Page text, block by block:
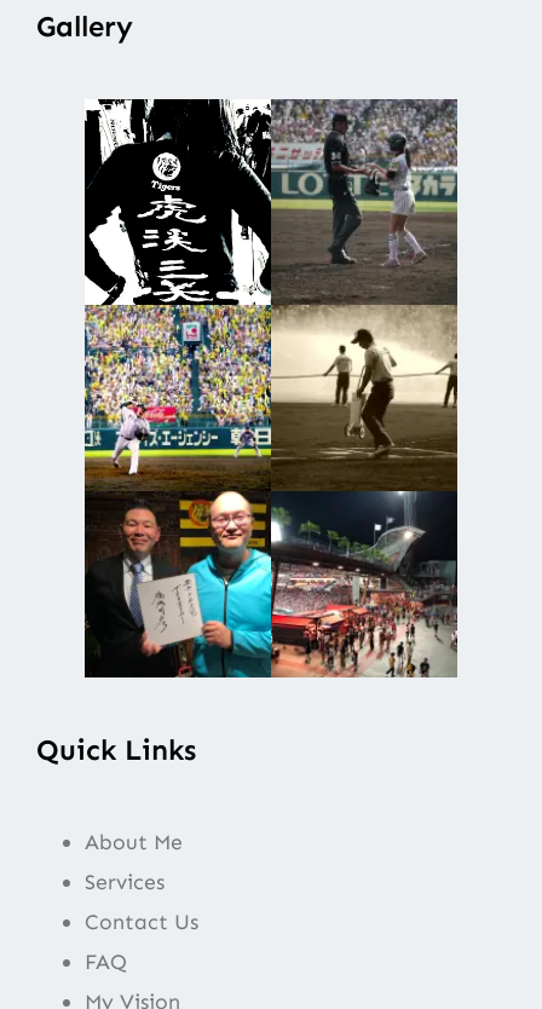
Gallery
Quick Links
About Me
Services
Contact Us
FAQ
My Vision